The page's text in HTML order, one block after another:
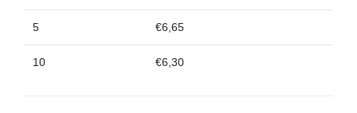
5 €6,65
10 €6,30